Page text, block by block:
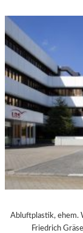
Abluftplastik, ehem.
Friedrich